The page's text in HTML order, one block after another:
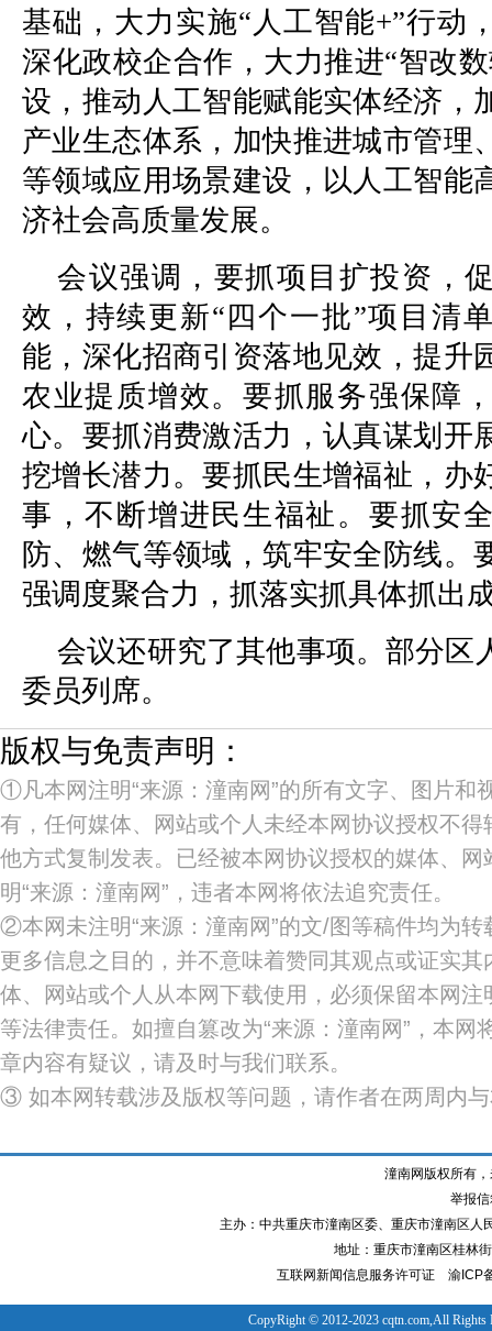
基础，大力实施“人工智能+”行动
深化政校企合作，大力推进“智改
设，推动人工智能赋能实体经济，
产业生态体系，加快推进城市管理
等领域应用场景建设，以人工智能
济社会高质量发展。
会议强调，要抓项目扩投资，
效，持续更新“四个一批”项目清
能，深化招商引资落地见效，提升
农业提质增效。要抓服务强保障
心。要抓消费激活力，认真谋划开
挖增长潜力。要抓民生增福祉，办
事，不断增进民生福祉。要抓安
防、燃气等领域，筑牢安全防线。
强调度聚合力，抓落实抓具体抓出
会议还研究了其他事项。部分区
委员列席。
版权与免责声明：
①凡本网注明“来源：潼南网”的所有文字、图片和
有，任何媒体、网站或个人未经本网协议授权不
他方式复制发表。已经被本网协议授权的媒体、
明“来源：潼南网”，违者本网将依法追究责任。
②本网未注明“来源：潼南网”的文/图等稿件均为
更多信息之目的，并不意味着赞同其观点或证实
体、网站或个人从本网下载使用，必须保留本网注
等法律责任。如擅自篡改为“来源：潼南网”，本网
章内容有疑议，请及时与我们联系。
③ 如本网转载涉及版权等问题，请作者在两周内
潼南网版权所有
举报
主办：中共重庆市潼南区委、重庆市潼南区
地址：重庆市潼南区桂林
互联网新闻信息服务许可证
渝ICP
CopyRight © 2012-2023 cqtn.com,All Rights